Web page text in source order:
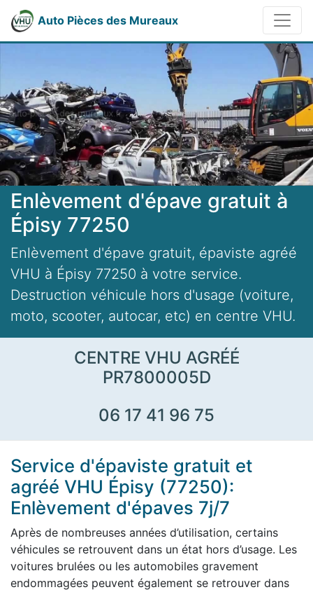
Auto Pièces des Mureaux
Enlèvement d'épave gratuit à
Épisy 77250
Enlèvement d'épave gratuit, épaviste agréé
VHU à Épisy 77250 à votre service.
Destruction véhicule hors d'usage (voiture,
moto, scooter, autocar, etc) en centre VHU.
CENTRE VHU AGRÉÉ
PR7800005D
06 17 41 96 75
Service d'épaviste gratuit et
agréé VHU Épisy (77250):
Enlèvement d'épaves 7j/7
Après de nombreuses années d’utilisation, certains
véhicules se retrouvent dans un état hors d’usage. Les
voitures brulées ou les automobiles gravement
endommagées peuvent également se retrouver dans